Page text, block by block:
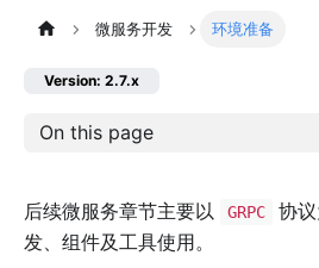
微服务开发 环境准备
Version: 2.7.x
On this page
后续微服务章节主要以 GRPC
协
发、组件及工具使用。